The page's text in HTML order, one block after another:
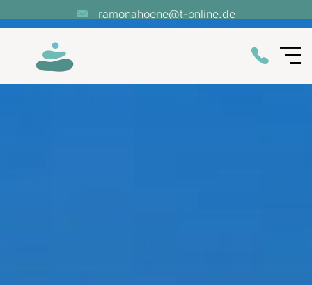
ramonahoene@t-online.de